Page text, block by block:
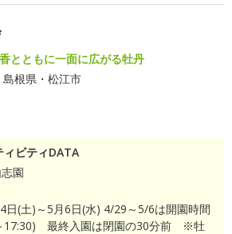
とともに一面に広がる牡丹
島根県・松江市
ィビティDATA
園
日(土)～5月6日(水) 4/29～5/6は開園時間
17:30) 最終入園は閉園の30分前 ※牡